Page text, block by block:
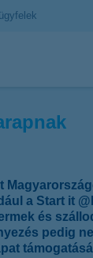
a Start it
és
pedig